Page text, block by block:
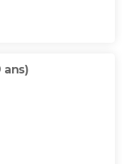
ans)